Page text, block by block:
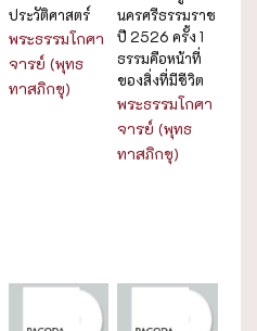
ประวัติศาสตร์
พระธรรมโกศา
จารย์ (พุทธ
ทาสภิกขุ)
นครศรีธรรมราช
ปี 2526 ครั้ง 1
ธรรมคือหน้าที่
ของสิ่งที่มีชีวิต
พระธรรมโกศา
จารย์ (พุทธ
ทาสภิกขุ)